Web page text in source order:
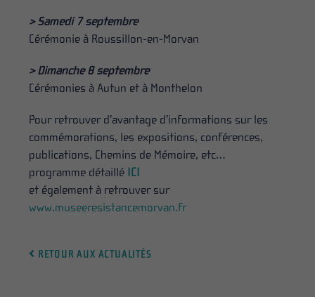
> Samedi 7 septembre
Cérémonie à Roussillon-en-Morvan
> Dimanche 8 septembre
Cérémonies à Autun et à Monthelon
Pour retrouver d’avantage d’informations sur les
commémorations, les expositions, conférences,
publications, Chemins de Mémoire, etc…
programme détaillé ICI
et également à retrouver sur
www.museeresistancemorvan.fr
RETOUR AUX ACTUALITÉS